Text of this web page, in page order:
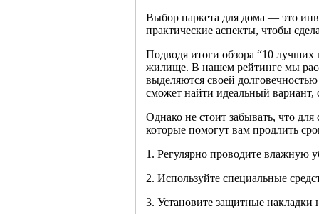
Выбор паркета для дома — это
практические аспекты, чтобы
Подводя итоги обзора “10 лучших
жилище. В нашем рейтинге мы
выделяются своей
сможет найти идеальный
Однако не стоит забывать, что
которые помогут вам продлить
1. Регулярно проводите влажную
2. Используйте специальные
3. Установите защитные